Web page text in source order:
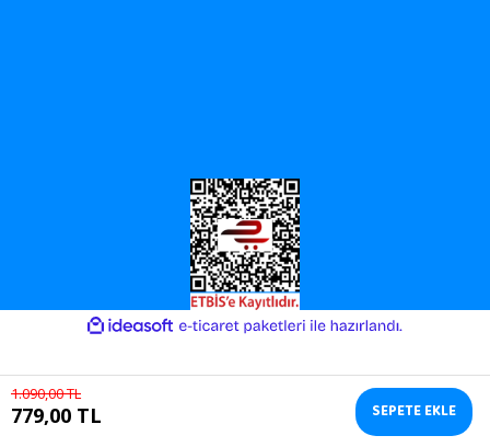
1.090,00 TL
779,00 TL SEPETE EKLE
ideasoft
e-